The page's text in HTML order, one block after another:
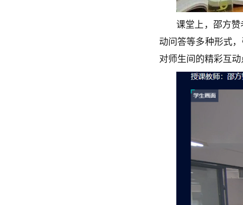
课堂上，邵方
动问答等多种形式
对师生间的精彩互动